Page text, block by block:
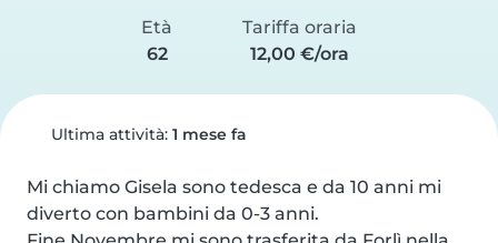
Età
62
Tariffa oraria
12,00 €/ora
Ultima attività: 1 mese fa
Mi chiamo Gisela sono tedesca e da 10 anni mi
diverto con bambini da 0-3 anni.